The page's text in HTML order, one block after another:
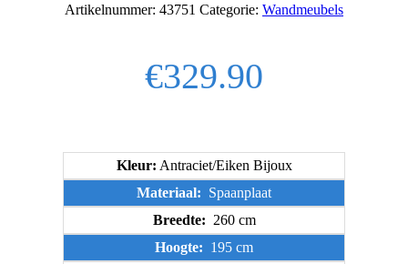
Artikelnummer: 43751 Categorie: Wandmeubels
€329.90
Kleur: Antraciet/Eiken Bijoux
Materiaal: Spaanplaat
Breedte: 260 cm
Hoogte: 195 cm